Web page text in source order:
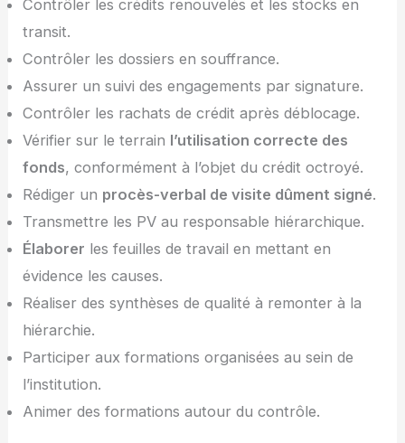
Contrôler les crédits renouvelés et les stocks en
transit.
Contrôler les dossiers en souffrance.
Assurer un suivi des engagements par signature.
Contrôler les rachats de crédit après déblocage.
Vérifier sur le terrain l’utilisation correcte des
fonds, conformément à l’objet du crédit octroyé.
Rédiger un procès-verbal de visite dûment signé.
Transmettre les PV au responsable hiérarchique.
Élaborer les feuilles de travail en mettant en
évidence les causes.
Réaliser des synthèses de qualité à remonter à la
hiérarchie.
Participer aux formations organisées au sein de
l’institution.
Animer des formations autour du contrôle.